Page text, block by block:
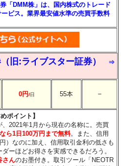
「DMM株」は、国内株式のトレード
ビス。業界最安値水準の売買手数料
旧:ライブスター証券）
⇒
0円/日 55本 －
ポイント】
2021年1月から現在の名称に。売買
ら1日100万円まで無料。また、信用
）なのに加え、信用取引金利の低さも
ーほどお得さを実感できるだろう。
さんのお墨付き。取引ツール「NEOTR